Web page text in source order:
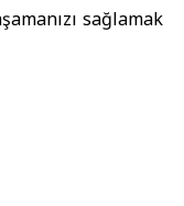
sağlamak